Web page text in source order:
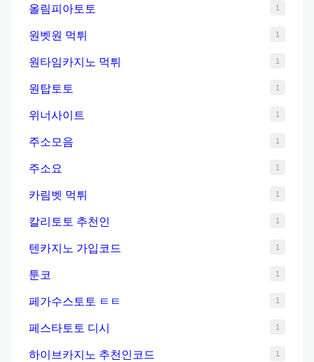
올림피아토토 1
원벳원 먹튀 1
원타임카지노 먹튀 1
원탑토토 1
위너사이트 1
주소모음 1
주소요 1
카림벳 먹튀 1
칼리토토 추천인 1
텐카지노 가입코드 1
툰코 1
페가수스토토 ㅌㅌ 1
페스타토토 디시 1
하이브카지노 추천인코드 1